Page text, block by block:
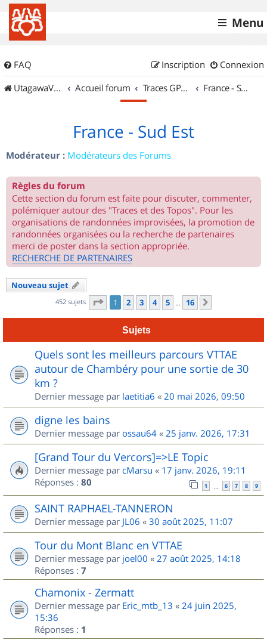
Menu
FAQ Connexion
Inscription
UtagawaVTT (Randos VTT et VTTAE avec traces GPS)
Accueil forum Traces GPS de randos VTT France - Sud Est
France - Sud Est
Modérateur : Modérateurs des Forums
Règles du forum
Cette section du forum est faite pour discuter, commenter,
polémiquer autour des "Traces et des Topos". Pour les
organisations de randonnées improvisées, la promotion de
randonnées organisées ou la recherche de partenaires
merci de poster dans la section appropriée.
RECHERCHE DE PARTENAIRES
Nouveau sujet
452 sujets Page 1sur
1 2 3 4 5 … 16
Sujets
Quels sont les meilleurs parcours VTTAE
autour de Chambéry pour une sortie de 30
km ?
Dernier message par laetitia6 « 20 mai 2026, 09:50
digne les bains
Dernier message par ossau64 « 25 janv. 2026, 17:31
[Grand Tour du Vercors]=>LE Topic
Dernier message par cMarsu « 17 janv. 2026, 19:11
Réponses : 80 1 … 6 7 8 9
SAINT RAPHAEL-TANNERON
Dernier message par JL06 « 30 août 2025, 11:07
Tour du Mont Blanc en VTTAE
Dernier message par joel00 « 27 août 2025, 14:18
Réponses : 7
Chamonix - Zermatt
Dernier message par Eric_mtb_13 « 24 juin 2025,
15:36
Réponses : 1